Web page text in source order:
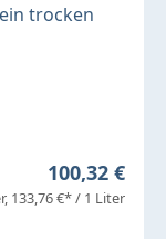
trocken
Regulärer
100,32 €
133,76 €* / 1 Liter